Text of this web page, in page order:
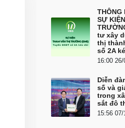
THÔNG
SỰ
tư xây
thị
số 2A
16:00
Diễn
số và
trong
sắt đô
15:56 07/